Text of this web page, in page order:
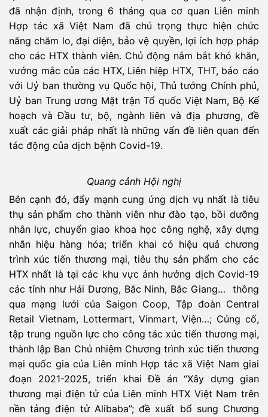
đã nhận định, trong 6 tháng qua cơ quan Liên minh
Hợp tác xã Việt Nam đã chú trọng thực hiện chức
năng chăm lo, đại diện, bảo vệ quyền, lợi ích hợp pháp
cho các HTX thành viên. Chủ động nắm bắt khó khăn,
vướng mắc của các HTX, Liên hiệp HTX, THT, báo cáo
với Uỷ ban thường vụ Quốc hội, Thủ tướng Chính phủ,
Uỷ ban Trung ương Mặt trận Tổ quốc Việt Nam, Bộ Kế
hoạch và Đầu tư, bộ, ngành liên và địa phương, đề
xuất các giải pháp nhất là những vấn đề liên quan đến
tác động của dịch bệnh Covid-19.
Quang cảnh Hội nghị
Bên cạnh đó, đẩy mạnh cung ứng dịch vụ nhất là tiêu
thụ sản phẩm cho thành viên như đào tạo, bồi dưỡng
nhân lực, chuyển giao khoa học công nghệ, xây dựng
nhãn hiệu hàng hóa; triển khai có hiệu quả chương
trình xúc tiến thương mại, tiêu thụ sản phẩm cho các
HTX nhất là tại các khu vực ảnh hưởng dịch Covid-19
các tỉnh như Hải Dương, Bắc Ninh, Bắc Giang… thông
qua mạng lưới của Saigon Coop, Tập đoàn Central
Retail Vietnam, Lottermart, Vinmart, Viện…; Củng cố,
tập trung nguồn lực cho công tác xúc tiến thương mại,
thành lập Ban Chủ nhiệm Chương trình xúc tiến thương
mại quốc gia của Liên minh Hợp tác xã Việt Nam giai
đoạn 2021-2025, triển khai Đề án “Xây dựng gian
thương mại điện tử của Liên minh HTX Việt Nam trên
nền tảng điện tử Alibaba”; đề xuất bổ sung Chương